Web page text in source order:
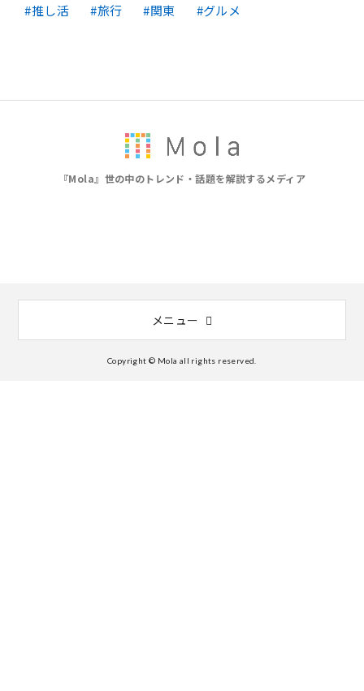
推し活
旅行 関東 グルメ
『Mola』世の中のトレンド・話題を解説するメディア
メニュー
Copyright © Mola all rights reserved.